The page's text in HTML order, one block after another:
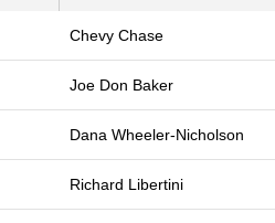
Chevy Chase
Joe Don Baker
Dana Wheeler-Nicholson
Richard Libertini